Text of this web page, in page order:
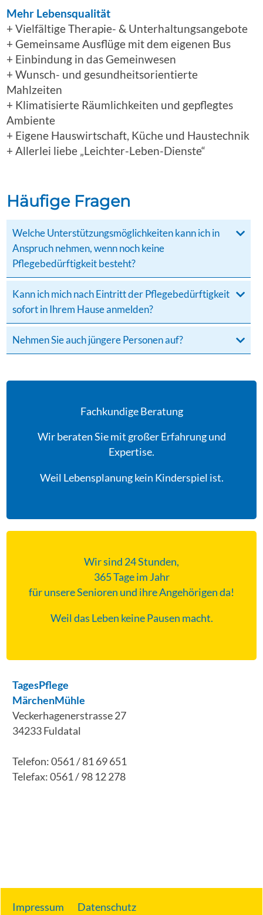
Mehr Lebensqualität
+ Vielfältige Therapie- & Unterhaltungsangebote
+ Gemeinsame Ausflüge mit dem eigenen Bus
+ Einbindung in das Gemeinwesen
+ Wunsch- und gesundheitsorientierte
Mahlzeiten
+ Klimatisierte Räumlichkeiten und gepflegtes
Ambiente
+ Eigene Hauswirtschaft, Küche und Haustechnik
+ Allerlei liebe „Leichter-Leben-Dienste“
Häufige Fragen
Welche Unterstützungsmöglichkeiten kann ich in
Anspruch nehmen, wenn noch keine
Pflegebedürftigkeit besteht?
Kann ich mich nach Eintritt der Pflegebedürftigkeit
sofort in Ihrem Hause anmelden?
Nehmen Sie auch jüngere Personen auf?
Fachkundige Beratung
Wir beraten Sie mit großer Erfahrung und
Expertise.
Weil Lebensplanung kein Kinderspiel ist.
Wir sind 24 Stunden,
365 Tage im Jahr
für unsere Senioren und ihre Angehörigen da!
Weil das Leben keine Pausen macht.
TagesPflege
MärchenMühle
Veckerhagenerstrasse 27
34233 Fuldatal
Telefon: 0561 / 81 69 651
Telefax: 0561 / 98 12 278
Impressum Datenschutz